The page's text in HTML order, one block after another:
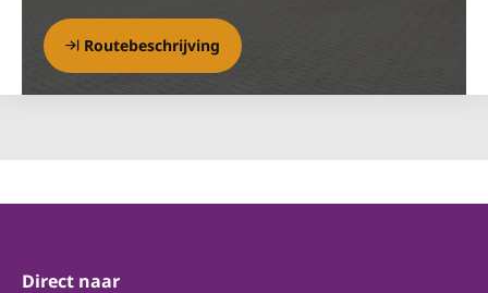
Routebeschrijving
Direct naar